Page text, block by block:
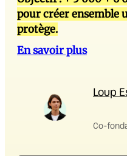
pour créer ensemble
protège.
En savoir plus
Loup
Co-